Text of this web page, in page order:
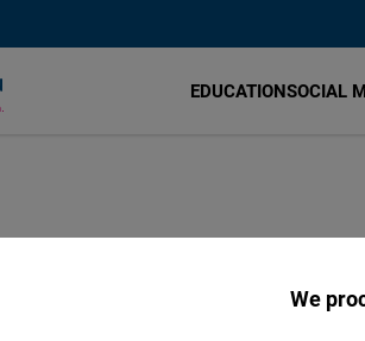
EDUCATIONSOCIAL
como We